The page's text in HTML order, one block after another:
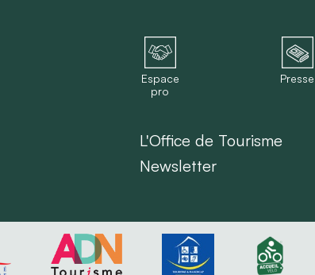
Espace
pro
Presse
L'Office de Tourisme
Newsletter